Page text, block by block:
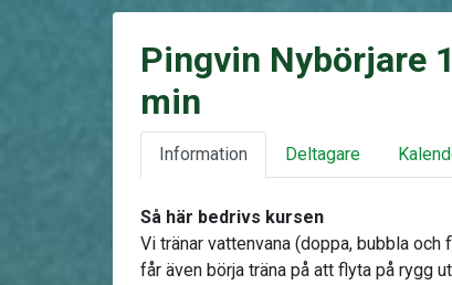
Pingvin Nybörjare
min
Information Deltagare
Så här bedrivs kursen
Vi tränar vattenvana (doppa, bubbla
får även börja träna på att flyta på rygg